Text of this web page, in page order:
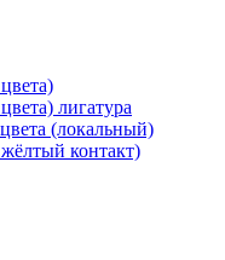
лигатура
(локальный)
контакт)